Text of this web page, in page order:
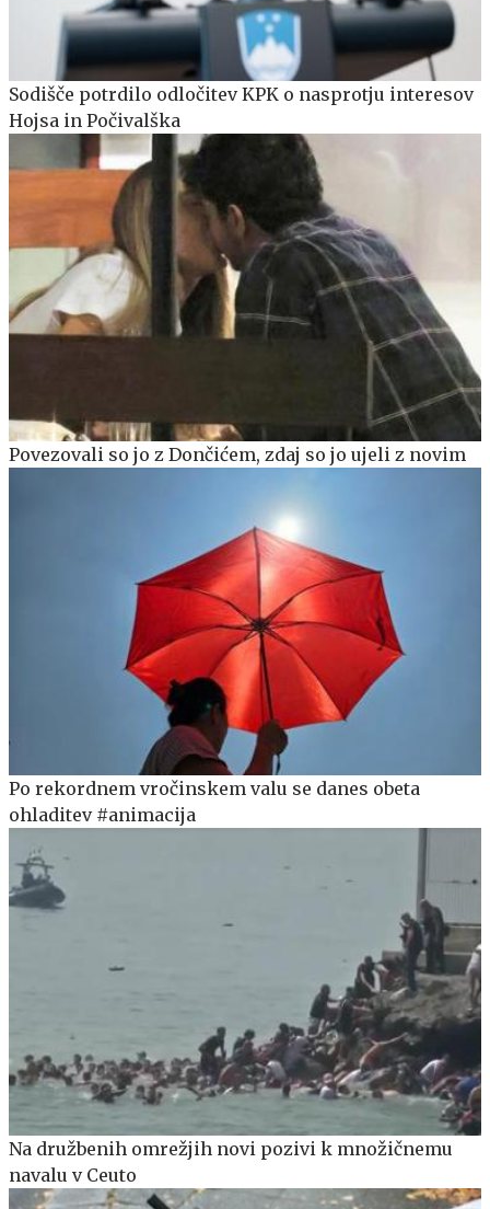
Sodišče potrdilo odločitev KPK o nasprotju interesov
Hojsa in Počivalška
Povezovali so jo z Dončićem, zdaj so jo ujeli z novim
Po rekordnem vročinskem valu se danes obeta
ohladitev #animacija
Na družbenih omrežjih novi pozivi k množičnemu
navalu v Ceuto